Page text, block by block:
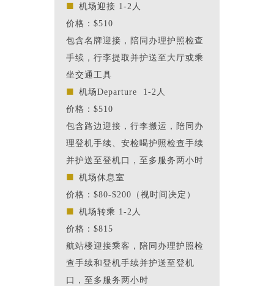
■ 机场迎接 1-2人
价格：$510
包含名牌迎接，陪同办理护照检查
手续，行李提取并护送至大厅或乘
坐交通工具
■ 机场Departure 1-2人
价格：$510
包含路边迎接，行李搬运，陪同办
理登机手续、安检喝护照检查手续
并护送至登机口，至多服务两小时
■ 机场休息室
价格：$80-$200（视时间决定）
■ 机场转乘 1-2人
价格：$815
航站楼迎接乘客，陪同办理护照检
查手续和登机手续并护送至登机
口，至多服务两小时